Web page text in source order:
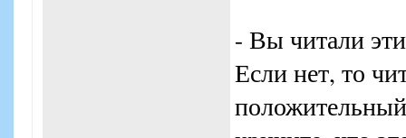
- Вы читали
Если нет, то